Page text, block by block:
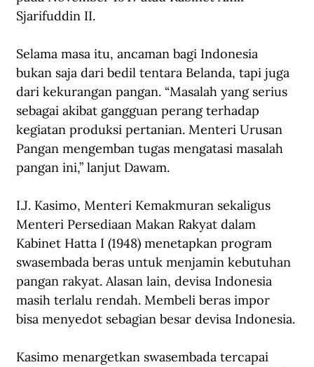
Sjarifuddin II.
Selama masa itu, ancaman bagi Indonesia
bukan saja dari bedil tentara Belanda, tapi juga
dari kekurangan pangan. “Masalah yang serius
sebagai akibat gangguan perang terhadap
kegiatan produksi pertanian. Menteri Urusan
Pangan mengemban tugas mengatasi masalah
pangan ini,” lanjut Dawam.
I.J. Kasimo, Menteri Kemakmuran sekaligus
Menteri Persediaan Makan Rakyat dalam
Kabinet Hatta I (1948) menetapkan program
swasembada beras untuk menjamin kebutuhan
pangan rakyat. Alasan lain, devisa Indonesia
masih terlalu rendah. Membeli beras impor
bisa menyedot sebagian besar devisa Indonesia.
Kasimo menargetkan swasembada tercapai